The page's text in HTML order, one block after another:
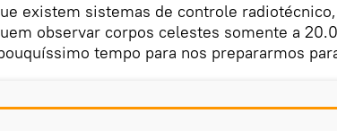
existem sistemas de controle
observar corpos celestes somente a
tempo para nos prepararmos